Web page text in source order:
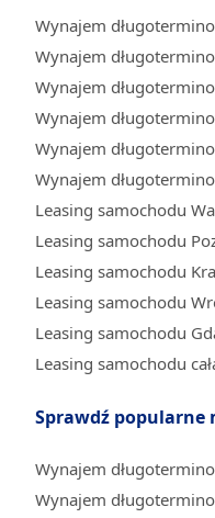
Wynajem
Wynajem
Wynajem
Wynajem
Wynajem
Wynajem
Leasing samochodu
Leasing samochodu
Leasing samochodu
Leasing samochodu
Leasing samochodu
Leasing samochodu
Sprawdź popularne
Wynajem
Wynajem